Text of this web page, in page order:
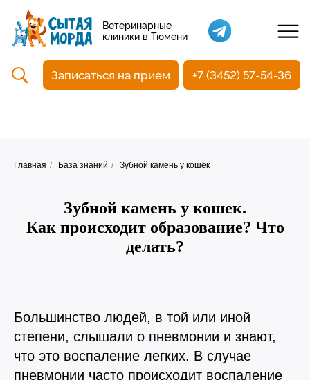
Ветеринарные
клиники в Тюмени
Кастрация собак
Вакцинация
Стоматология
Ультразвуковая чистка зубов
Общий анализ крови
Прием дерматологический
Прием нефролого - урологический
Прием стоматологический
Прием эндокринологический
Главная / База знаний / Зубной камень у кошек
Зубной камень у кошек.
Как происходит образование? Что
делать?
Большинство людей, в той или иной
степени, слышали о пневмонии и знают,
что это воспаление легких. В случае
пневмонии часто происходит воспаление